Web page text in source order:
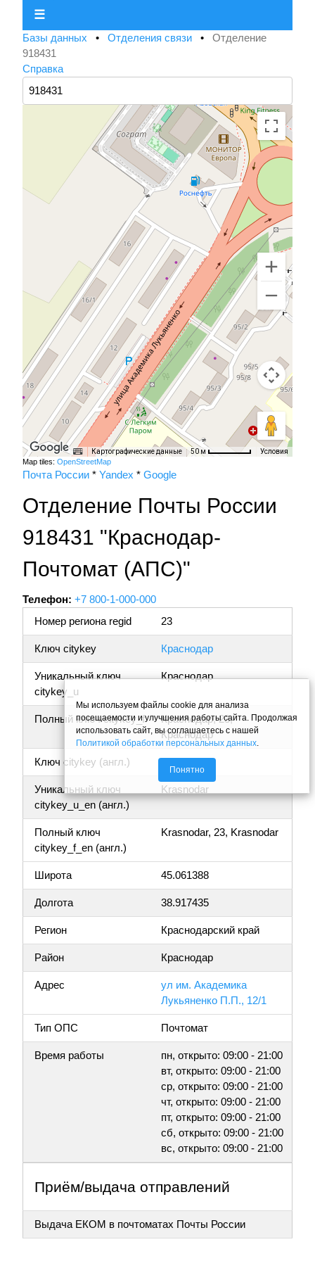
☰
Базы данных • Отделения связи • Отделение
918431
Справка
Картографические данные 50 м Условия
Map tiles: OpenStreetMap
Почта России * Yandex * Google
Отделение Почты России
918431 "Краснодар-
Почтомат (АПС)"
Телефон: +7 800-1-000-000
Номер региона regid
23
Ключ citykey Краснодар
Уникальный ключ
citykey_u
Краснодар
Полный ключ citykey_f
Краснодар, 23,
Краснодар
Ключ citykey (англ.) Krasnodar
Уникальный ключ
citykey_u_en (англ.)
Krasnodar
Полный ключ
citykey_f_en (англ.)
Krasnodar, 23, Krasnodar
Широта 45.061388
Долгота 38.917435
Регион Краснодарский край
Район Краснодар
Адрес
ул им. Академика
Лукьяненко П.П., 12/1
Тип ОПС Почтомат
Время работы
пн, открыто: 09:00 - 21:00
вт, открыто: 09:00 - 21:00
ср, открыто: 09:00 - 21:00
чт, открыто: 09:00 - 21:00
пт, открыто: 09:00 - 21:00
сб, открыто: 09:00 - 21:00
вс, открыто: 09:00 - 21:00
Приём/выдача отправлений
Выдача ЕКОМ в почтоматах Почты России
Мы используем файлы cookie для анализа
посещаемости и улучшения работы сайта. Продолжая
использовать сайт, вы соглашаетесь с нашей
Политикой обработки персональных данных.
Понятно